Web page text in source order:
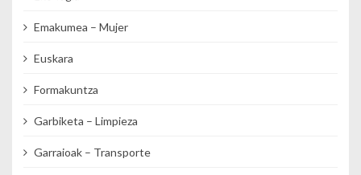
Emakumea – Mujer
Euskara
Formakuntza
Garbiketa – Limpieza
Garraioak – Transporte